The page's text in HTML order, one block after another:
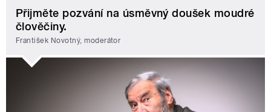
Přijměte pozvání na úsměvný doušek moudré
člověčiny.
František Novotný, moderátor